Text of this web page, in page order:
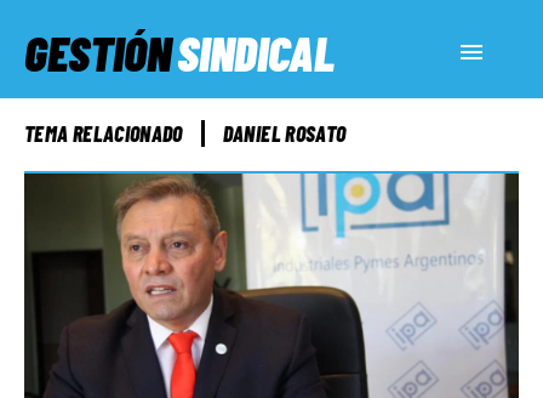
GESTIÓNSINDICAL
ACTUALIDAD
SERVICIOS SOCIALES
INFORMES ESPECIALES
FUERA DE MEGÁFONO
TEMA RELACIONADO DANIEL ROSATO